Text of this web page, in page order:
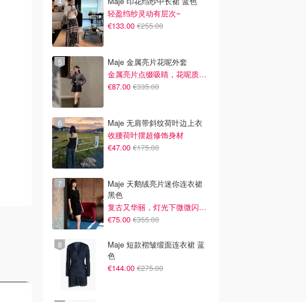
轻盈绉纱灵动有层次~
€133.00 €255.00
Maje 金属亮片花呢外套
金属亮片点缀吸睛，花呢质感高级又显贵
€87.00 €335.00
Maje 无肩带斜纹荷叶边上衣
收腰荷叶摆超修饰身材
€47.00 €175.00
Maje 天鹅绒亮片迷你连衣裙
黑色
复古又华丽，灯光下微微闪光~
€75.00 €355.00
Maje 短款褶皱缎面连衣裙 蓝
色
€144.00 €275.00